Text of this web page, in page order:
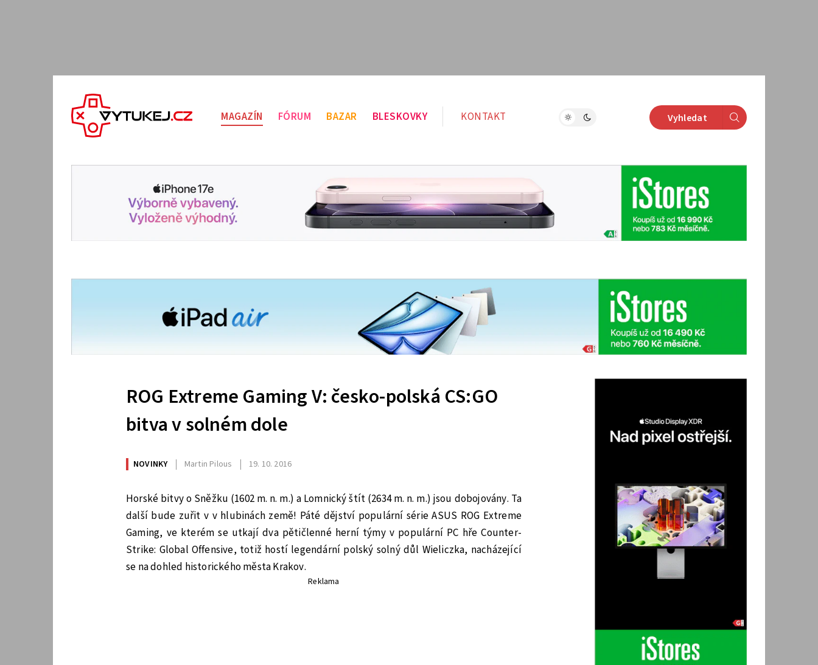
MAGAZÍN FÓRUM BAZAR BLESKOVKY KONTAKT Vyhledat
ROG Extreme Gaming V: česko-polská CS:GO
bitva v solném dole
NOVINKY Martin Pilous 19. 10. 2016
Horské bitvy o Sněžku (1602 m. n. m.) a Lomnický štít (2634 m. n. m.) jsou dobojovány. Ta
další bude zuřit v v hlubinách země! Páté dějství populární série ASUS ROG Extreme
Gaming, ve kterém se utkají dva pětičlenné herní týmy v populární PC hře Counter-
Strike: Global Offensive, totiž hostí legendární polský solný důl Wieliczka, nacházející
se na dohled historického města Krakov.
Reklama